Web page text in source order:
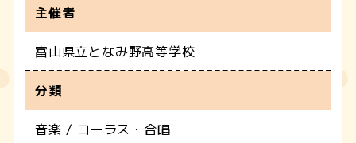
主催者
富山県立となみ野高等学校
分類
音楽 / コーラス・合唱